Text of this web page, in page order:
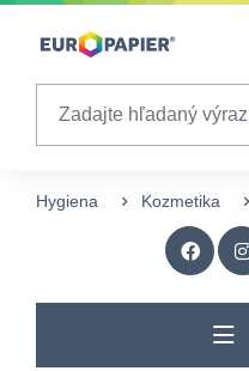
Table Of Content
Hygiena Kozmetika